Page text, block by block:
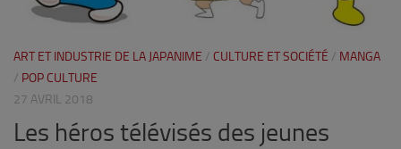
ART ET INDUSTRIE DE LA JAPANIME / CULTURE ET SOCIÉTÉ / MANGA
/ POP CULTURE
27 AVRIL 2018
Les héros télévisés des jeunes